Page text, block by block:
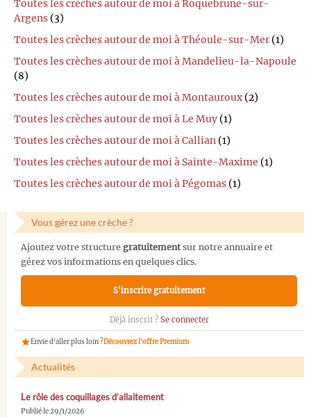
Toutes les crèches autour de moi à Roquebrune-sur-
Argens (3)
Toutes les crèches autour de moi à Théoule-sur-Mer (1)
Toutes les crèches autour de moi à Mandelieu-la-Napoule
(8)
Toutes les crèches autour de moi à Montauroux(2)
Toutes les crèches autour de moi à Le Muy (1)
Toutes les crèches autour de moi à Callian (1)
Toutes les crèches autour de moi à Sainte-Maxime (1)
Toutes les crèches autour de moi à Pégomas (1)
Vous gérez une crèche ?
Ajoutez votre structure gratuitementsur notre annuaire et
gérez vos informations en quelques clics.
S'inscrire gratuitement
Déjà inscrit ? Se connecter
Envie d'aller plus loin ?Découvrez l'offre Premium
Actualités
Le rôle des coquillages d’allaitement
Publié le 29/1/2026